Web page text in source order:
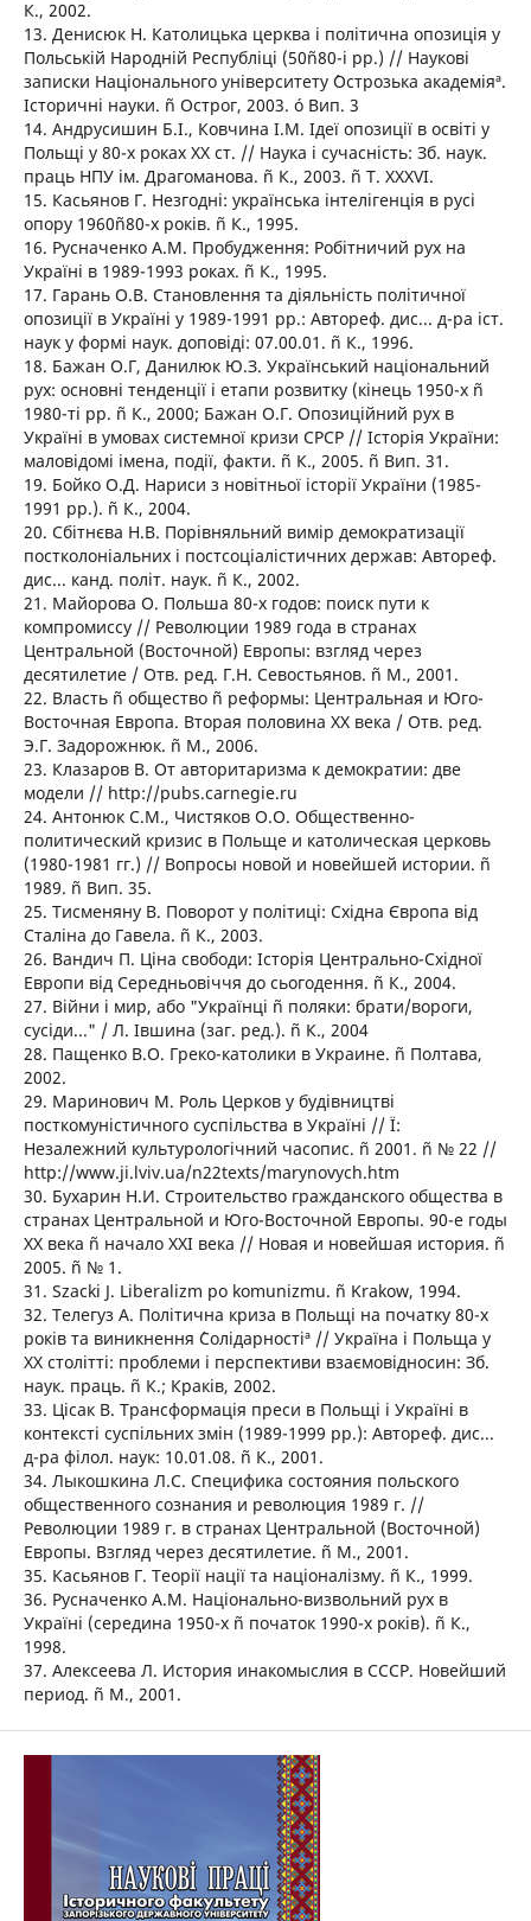
К., 2002.
13. Денисюк Н. Католицька церква і політична опозиція у
Польській Народній Республіці (50ñ80-і рр.) // Наукові
записки Національного університету ´Острозька академіяª.
Історичні науки. ñ Острог, 2003. ó Вип. 3
14. Андрусишин Б.І., Ковчина І.М. Ідеї опозиції в освіті у
Польщі у 80-х роках XX ст. // Наука і сучасність: Зб. наук.
праць НПУ ім. Драгоманова. ñ К., 2003. ñ Т. XXXVI.
15. Касьянов Г. Незгодні: українська інтелігенція в русі
опору 1960ñ80-х років. ñ К., 1995.
16. Русначенко А.М. Пробудження: Робітничий рух на
Україні в 1989-1993 роках. ñ К., 1995.
17. Гарань О.В. Становлення та діяльність політичної
опозиції в Україні у 1989-1991 рр.: Автореф. дис... д-ра іст.
наук у формі наук. доповіді: 07.00.01. ñ К., 1996.
18. Бажан О.Г, Данилюк Ю.З. Український національний
рух: основні тенденції і етапи розвитку (кінець 1950-х ñ
1980-ті рр. ñ К., 2000; Бажан О.Г. Опозиційний рух в
Україні в умовах системної кризи СРСР // Історія України:
маловідомі імена, події, факти. ñ К., 2005. ñ Вип. 31.
19. Бойко О.Д. Нариси з новітньої історії України (1985-
1991 рр.). ñ К., 2004.
20. Сбітнєва Н.В. Порівняльний вимір демократизації
постколоніальних і постсоціалістичних держав: Автореф.
дис... канд. політ. наук. ñ К., 2002.
21. Майорова О. Польша 80-х годов: поиск пути к
компромиссу // Революции 1989 года в странах
Центральной (Восточной) Европы: взгляд через
десятилетие / Отв. ред. Г.Н. Севостьянов. ñ М., 2001.
22. Власть ñ общество ñ реформы: Центральная и Юго-
Восточная Европа. Вторая половина XX века / Отв. ред.
Э.Г. Задорожнюк. ñ М., 2006.
23. Клазаров В. От авторитаризма к демократии: две
модели // http://pubs.carnegie.ru
24. Антонюк С.М., Чистяков О.О. Общественно-
политический кризис в Польще и католическая церковь
(1980-1981 гг.) // Вопросы новой и новейшей истории. ñ
1989. ñ Вип. 35.
25. Тисменяну В. Поворот у політиці: Східна Європа від
Сталіна до Гавела. ñ К., 2003.
26. Вандич П. Ціна свободи: Історія Центрально-Східної
Европи від Середньовіччя до сьогодення. ñ К., 2004.
27. Війни і мир, або "Українці ñ поляки: брати/вороги,
сусіди..." / Л. Івшина (заг. ред.). ñ К., 2004
28. Пащенко В.О. Греко-католики в Украине. ñ Полтава,
2002.
29. Maринович M. Роль Церков у будівництві
посткомуністичного суспільства в Україні // Ї:
Незалежний культурологічний часопис. ñ 2001. ñ № 22 //
http://www.ji.lviv.ua/n22texts/marynovych.htm
30. Бухарин Н.И. Строительство гражданского общества в
странах Центральной и Юго-Восточной Европы. 90-е годы
XX века ñ начало XXI века // Новая и новейшая история. ñ
2005. ñ № 1.
31. Szacki J. Liberalizm po komunizmu. ñ Krakow, 1994.
32. Телегуз А. Політична криза в Польщі на початку 80-х
років та виникнення ´Солідарностіª // Україна і Польща у
XX столітті: проблеми і перспективи взаємовідносин: Зб.
наук. праць. ñ К.; Краків, 2002.
33. Цісак В. Трансформація преси в Польщі і Україні в
контексті суспільних змін (1989-1999 рр.): Автореф. дис...
д-ра філол. наук: 10.01.08. ñ К., 2001.
34. Лыкошкина Л.С. Специфика состояния польского
общественного сознания и революция 1989 г. //
Революции 1989 г. в странах Центральной (Восточной)
Европы. Взгляд через десятилетие. ñ М., 2001.
35. Касьянов Г. Теорії нації та націоналізму. ñ К., 1999.
36. Русначенко А.М. Національно-визвольний рух в
Україні (середина 1950-х ñ початок 1990-х років). ñ К.,
1998.
37. Алексеева Л. История инакомыслия в СССР. Новейший
период. ñ М., 2001.